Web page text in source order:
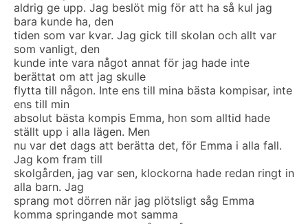
aldrig ge upp. Jag beslöt mig för att ha så kul jag
bara kunde ha, den
tiden som var kvar. Jag gick till skolan och allt var
som vanligt, den
kunde inte vara något annat för jag hade inte
berättat om att jag skulle
flytta till någon. Inte ens till mina bästa kompisar, inte
ens till min
absolut bästa kompis Emma, hon som alltid hade
ställt upp i alla lägen. Men
nu var det dags att berätta det, för Emma i alla fall.
Jag kom fram till
skolgården, jag var sen, klockorna hade redan ringt in
alla barn. Jag
sprang mot dörren när jag plötsligt såg Emma
komma springande mot samma